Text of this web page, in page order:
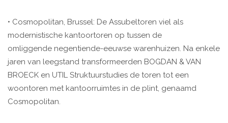
• Cosmopolitan, Brussel: De Assubeltoren viel als
modernistische kantoortoren op tussen de
omliggende negentiende-eeuwse warenhuizen. Na enkele
jaren van leegstand transformeerden BOGDAN & VAN
BROECK en UTIL Struktuurstudies de toren tot een
woontoren met kantoorruimtes in de plint, genaamd
Cosmopolitan.